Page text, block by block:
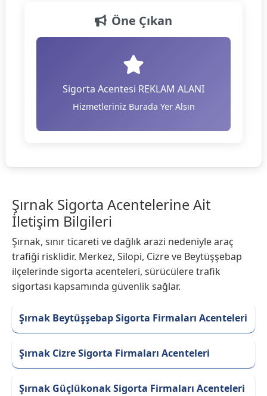
Öne Çıkan
Sigorta Acentesi REKLAM ALANI
Hizmetleriniz Burada Yer Alsın
Şırnak Sigorta Acentelerine Ait
İletişim Bilgileri
Şırnak, sınır ticareti ve dağlık arazi nedeniyle araç
trafiği risklidir. Merkez, Silopi, Cizre ve Beytüşşebap
ilçelerinde sigorta acenteleri, sürücülere trafik
sigortası kapsamında güvenlik sağlar.
Şırnak Beytüşşebap Sigorta Firmaları Acenteleri
Şırnak Cizre Sigorta Firmaları Acenteleri
Şırnak Güçlükonak Sigorta Firmaları Acenteleri